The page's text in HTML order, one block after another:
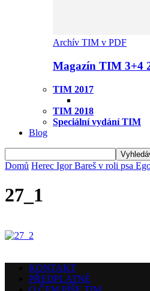
Archív TIM v PDF
Magazín TIM 3+4
TIM 2017
TIM 2018
Speciální vydání TIM
Blog
Domů Herec Igor Bareš v roli psa
27_1
KONTAKT
PŘEDPLATNÉ